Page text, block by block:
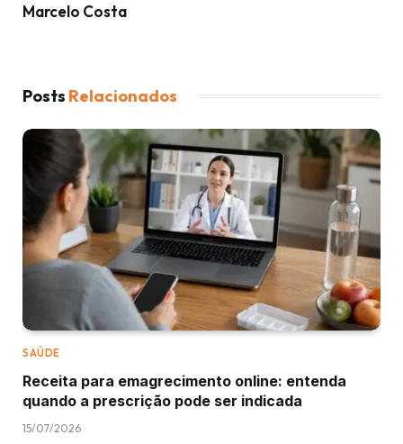
Marcelo Costa
Posts Relacionados
SAÚDE
Receita para emagrecimento online: entenda
quando a prescrição pode ser indicada
15/07/2026